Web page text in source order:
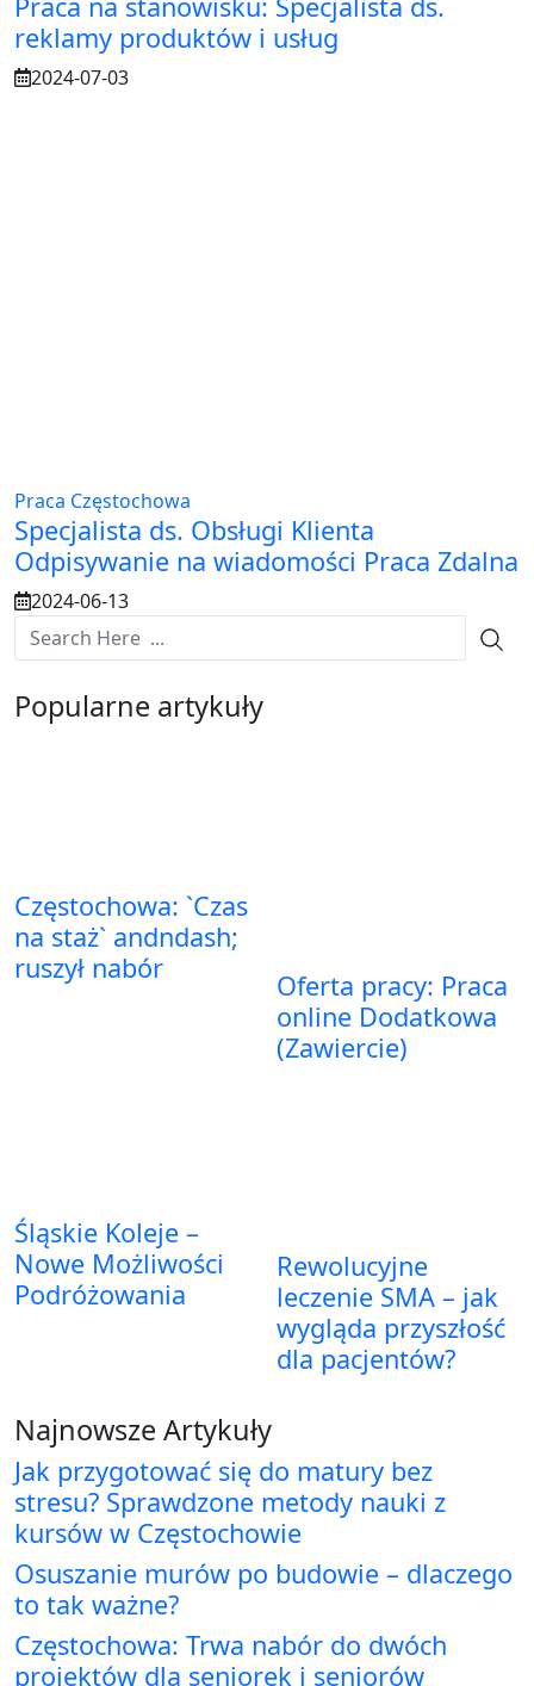
reklamy produktów i usług
2024-07-03
Praca Częstochowa
Specjalista ds. Obsługi Klienta
Odpisywanie na wiadomości Praca Zdalna
2024-06-13
Popularne artykuły
Częstochowa: `Czas
na staż` andndash;
ruszył nabór
Oferta pracy: Praca
online Dodatkowa
(Zawiercie)
Śląskie Koleje –
Nowe Możliwości
Podróżowania
Rewolucyjne
leczenie SMA – jak
wygląda przyszłość
dla pacjentów?
Najnowsze Artykuły
Jak przygotować się do matury bez
stresu? Sprawdzone metody nauki z
kursów w Częstochowie
Osuszanie murów po budowie – dlaczego
to tak ważne?
Częstochowa: Trwa nabór do dwóch
projektów dla seniorek i seniorów